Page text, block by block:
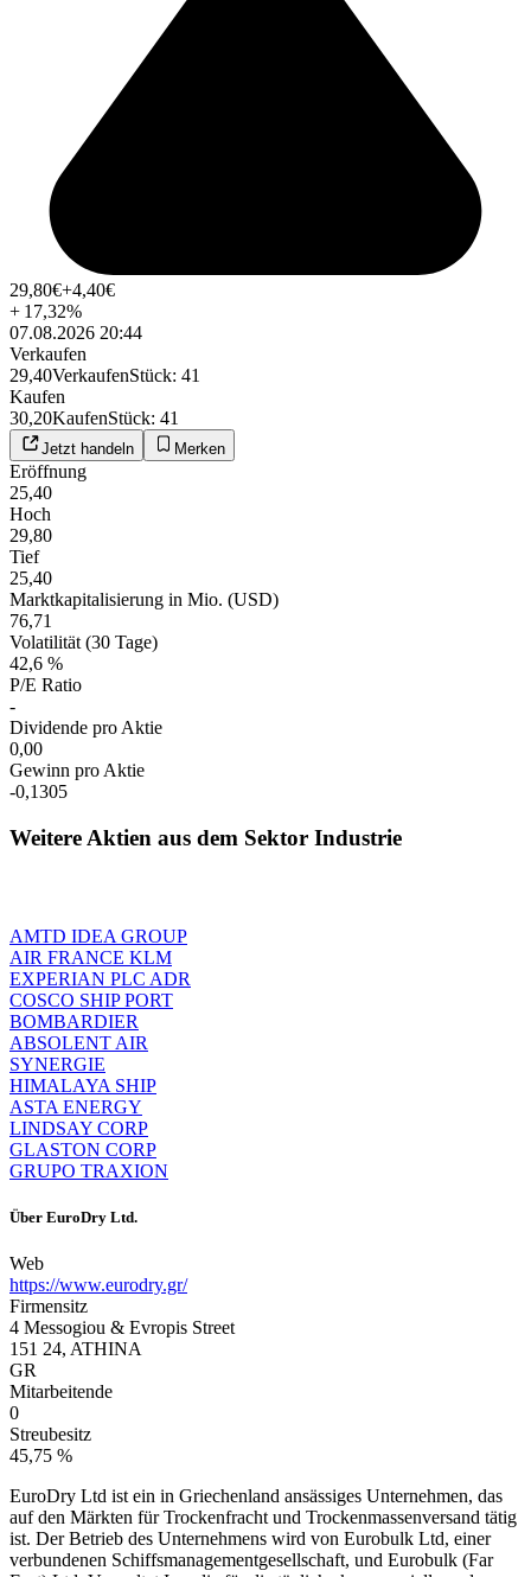
29,80€+4,40€
+ 17,32%
07.08.2026 20:44
Verkaufen
29,40VerkaufenStück: 41
Kaufen
30,20KaufenStück: 41
Jetzt handeln Merken
Eröffnung
25,40
Hoch
29,80
Tief
25,40
Marktkapitalisierung in Mio. (USD)
76,71
Volatilität (30 Tage)
42,6 %
P/E Ratio
-
Dividende pro Aktie
0,00
Gewinn pro Aktie
-0,1305
Weitere Aktien aus dem Sektor Industrie
AMTD IDEA GROUP
AIR FRANCE KLM
EXPERIAN PLC ADR
COSCO SHIP PORT
BOMBARDIER
ABSOLENT AIR
SYNERGIE
HIMALAYA SHIP
ASTA ENERGY
LINDSAY CORP
GLASTON CORP
GRUPO TRAXION
Über EuroDry Ltd.
Web
https://www.eurodry.gr/
Firmensitz
4 Messogiou & Evropis Street
151 24, ATHINA
GR
Mitarbeitende
0
Streubesitz
45,75 %
EuroDry Ltd ist ein in Griechenland ansässiges Unternehmen, das
auf den Märkten für Trockenfracht und Trockenmassenversand tätig
ist. Der Betrieb des Unternehmens wird von Eurobulk Ltd, einer
verbundenen Schiffsmanagementgesellschaft, und Eurobulk (Far